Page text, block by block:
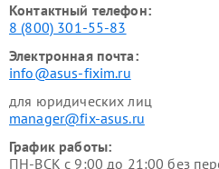
Контактный телефон:
8 (800) 301-55-83
Электронная почта:
info@asus-fixim.ru
для юридических лиц
manager@fix-asus.ru
График работы:
ПН-ВСК с 9:00 до 21:00 без